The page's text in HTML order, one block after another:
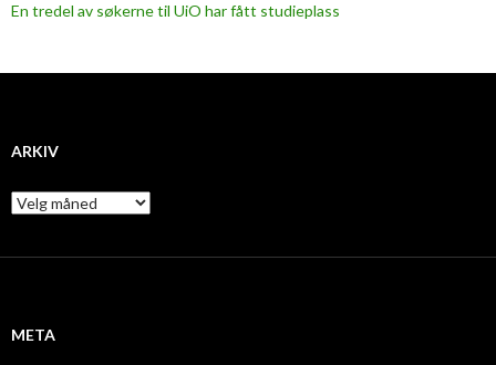
En tredel av søkerne til UiO har fått studieplass
ARKIV
A
r
i
META